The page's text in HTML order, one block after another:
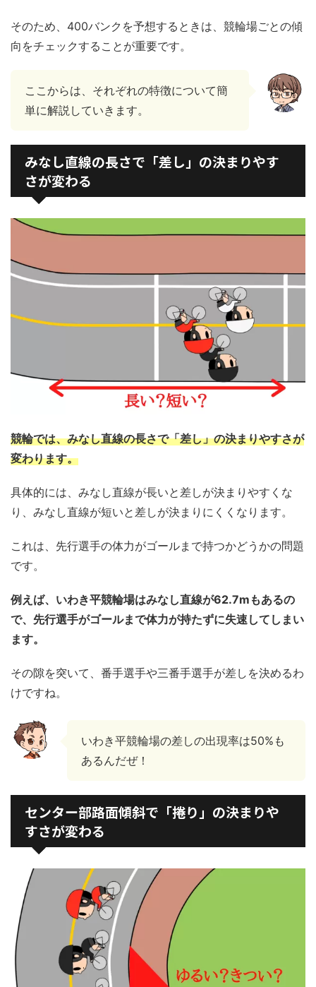
そのため、400バンクを予想するときは、競輪場ごとの傾
向をチェックすることが重要です。
ここからは、それぞれの特徴について簡
単に解説していきます。
みなし直線の長さで「差し」の決まりやす
さが変わる
競輪では、みなし直線の長さで「差し」の決まりやすさが
変わります。
具体的には、みなし直線が長いと差しが決まりやすくな
り、みなし直線が短いと差しが決まりにくくなります。
これは、先行選手の体力がゴールまで持つかどうかの問題
です。
例えば、いわき平競輪場はみなし直線が62.7mもあるの
で、先行選手がゴールまで体力が持たずに失速してしまい
ます。
その隙を突いて、番手選手や三番手選手が差しを決めるわ
けですね。
いわき平競輪場の差しの出現率は50%も
あるんだぜ！
センター部路面傾斜で「捲り」の決まりや
すさが変わる